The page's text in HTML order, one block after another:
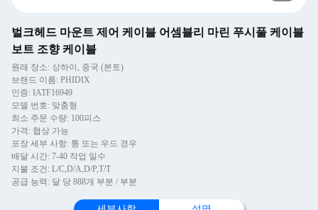
벌크헤드 마운트 제어 케이블 어셈블리 마린 푸시풀 케이블
보트 조향 케이블
원래 장소: 상하이, 중국 (본토)
브랜드 이름: PHIDIX
인증: IATF16949
모델 번호: 맞춤형
최소 주문 수량: 100피스
가격: 협상 가능
포장 세부 사항: 통 또는 우드 경우
배달 시간: 7-40 작업 일수
지불 조건: L/C,D/A,D/P,T/T
공급 능력: 달 당 888개 부분 / 부분